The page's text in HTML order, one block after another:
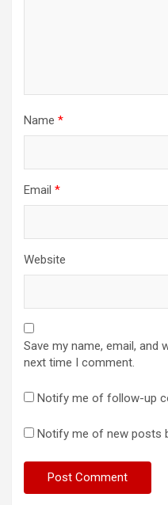
Name *
Email *
Website
Save my name, email, and
next time I comment.
Notify me of follow-up
Notify me of new posts